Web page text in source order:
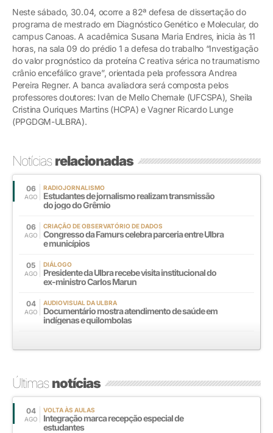
Neste sábado, 30.04, ocorre a 82ª defesa de dissertação do
programa de mestrado em Diagnóstico Genético e Molecular, do
campus Canoas. A acadêmica Susana Maria Endres, inicia às 11
horas, na sala 09 do prédio 1 a defesa do trabalho “Investigação
do valor prognóstico da proteína C reativa sérica no traumatismo
crânio encefálico grave”, orientada pela professora Andrea
Pereira Regner. A banca avaliadora será composta pelos
professores doutores: Ivan de Mello Chemale (UFCSPA), Sheila
Cristina Ouriques Martins (HCPA) e Vagner Ricardo Lunge
(PPGDGM-ULBRA).
Notíciasrelacionadas
06
AGO
RADIOJORNALISMO
Estudantes de jornalismo realizam transmissão
do jogo do Grêmio
06
AGO
CRIAÇÃO DE OBSERVATÓRIO DE DADOS
Congresso da Famurs celebra parceria entre Ulbra
e municípios
05
AGO
DIÁLOGO
Presidente da Ulbra recebe visita institucional do
ex-ministro Carlos Marun
04
AGO
AUDIOVISUAL DA ULBRA
Documentário mostra atendimento de saúde em
indígenas e quilombolas
Últimasnotícias
04
AGO
VOLTA ÀS AULAS
Integração marca recepção especial de
estudantes